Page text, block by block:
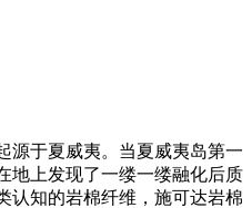
源于夏威夷。当夏威夷岛第一
地上发现了一缕一缕融化后质
认知的岩棉纤维，施可达岩棉